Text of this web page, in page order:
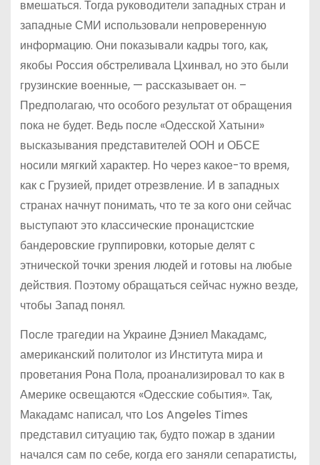
вмешаться. Тогда руководители западных стран и
западные СМИ использовали непроверенную
информацию. Они показывали кадры того, как,
якобы Россия обстреливала Цхинвал, но это были
грузинские военные, — рассказывает он. –
Предполагаю, что особого результат от обращения
пока не будет. Ведь после «Одесской Хатыни»
высказывания представителей ООН и ОБСЕ
носили мягкий характер. Но через какое-то время,
как с Грузией, придет отрезвление. И в западных
странах начнут понимать, что те за кого они сейчас
выступают это классические пронацистские
бандеровские группировки, которые делят с
этнической точки зрения людей и готовы на любые
действия. Поэтому обращаться сейчас нужно везде,
чтобы Запад понял.
После трагедии на Украине Дэниел Макадамс,
американский политолог из Института мира и
проветания Рона Пола, проанализировал то как в
Америке освещаются «Одесские события». Так,
Макадамс написал, что Los Angeles Times
представил ситуацию так, будто пожар в здании
начался сам по себе, когда его заняли сепаратисты,